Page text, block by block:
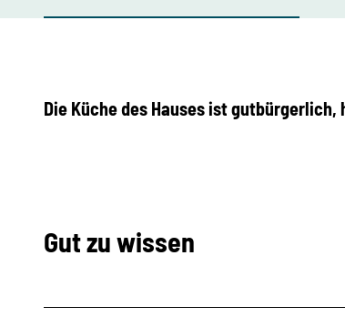
Die Küche des Hauses ist
Gut zu wissen